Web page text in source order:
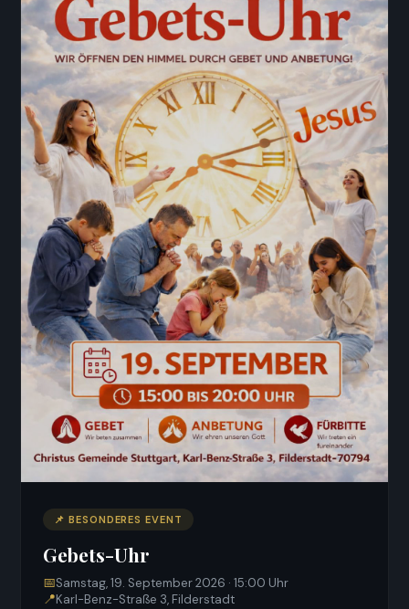
📌 BESONDERES EVENT
Gebets-Uhr
📅Samstag, 19. September 2026 · 15:00 Uhr
📍Karl-Benz-Straße 3, Filderstadt